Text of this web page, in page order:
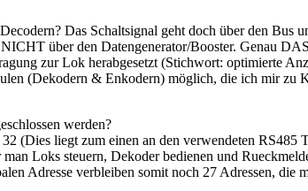
Das Schaltsignal geht doch über den Bus
über den Datengenerator/Booster. Genau
zur Lok herabgesetzt (Stichwort: optimierte
(Dekodern & Enkodern) möglich, die ich mir zu
werden?
(Dies liegt zum einen an den verwendeten RS485
Loks steuern, Dekoder bedienen und
Adresse verbleiben somit noch 27 Adressen, die